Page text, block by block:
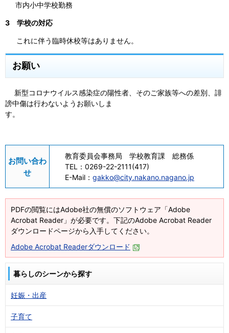
市内小中学校勤務
3 学校の対応
これに伴う臨時休校等はありません。
お願い
新型コロナウイルス感染症の陽性者、そのご家族等への差別、誹
謗中傷は行わないようお願いしま
す。
お問い合わ
せ
教育委員会事務局 学校教育課 総務係
TEL： 0269-22-2111(417)
E-Mail： gakko@city.nakano.nagano.jp
PDFの閲覧にはAdobe社の無償のソフトウェア「Adobe
Acrobat Reader」が必要です。下記のAdobe Acrobat Reader
ダウンロードページから入手してください。
Adobe Acrobat Readerダウンロード
暮らしのシーンから探す
妊娠・出産
子育て